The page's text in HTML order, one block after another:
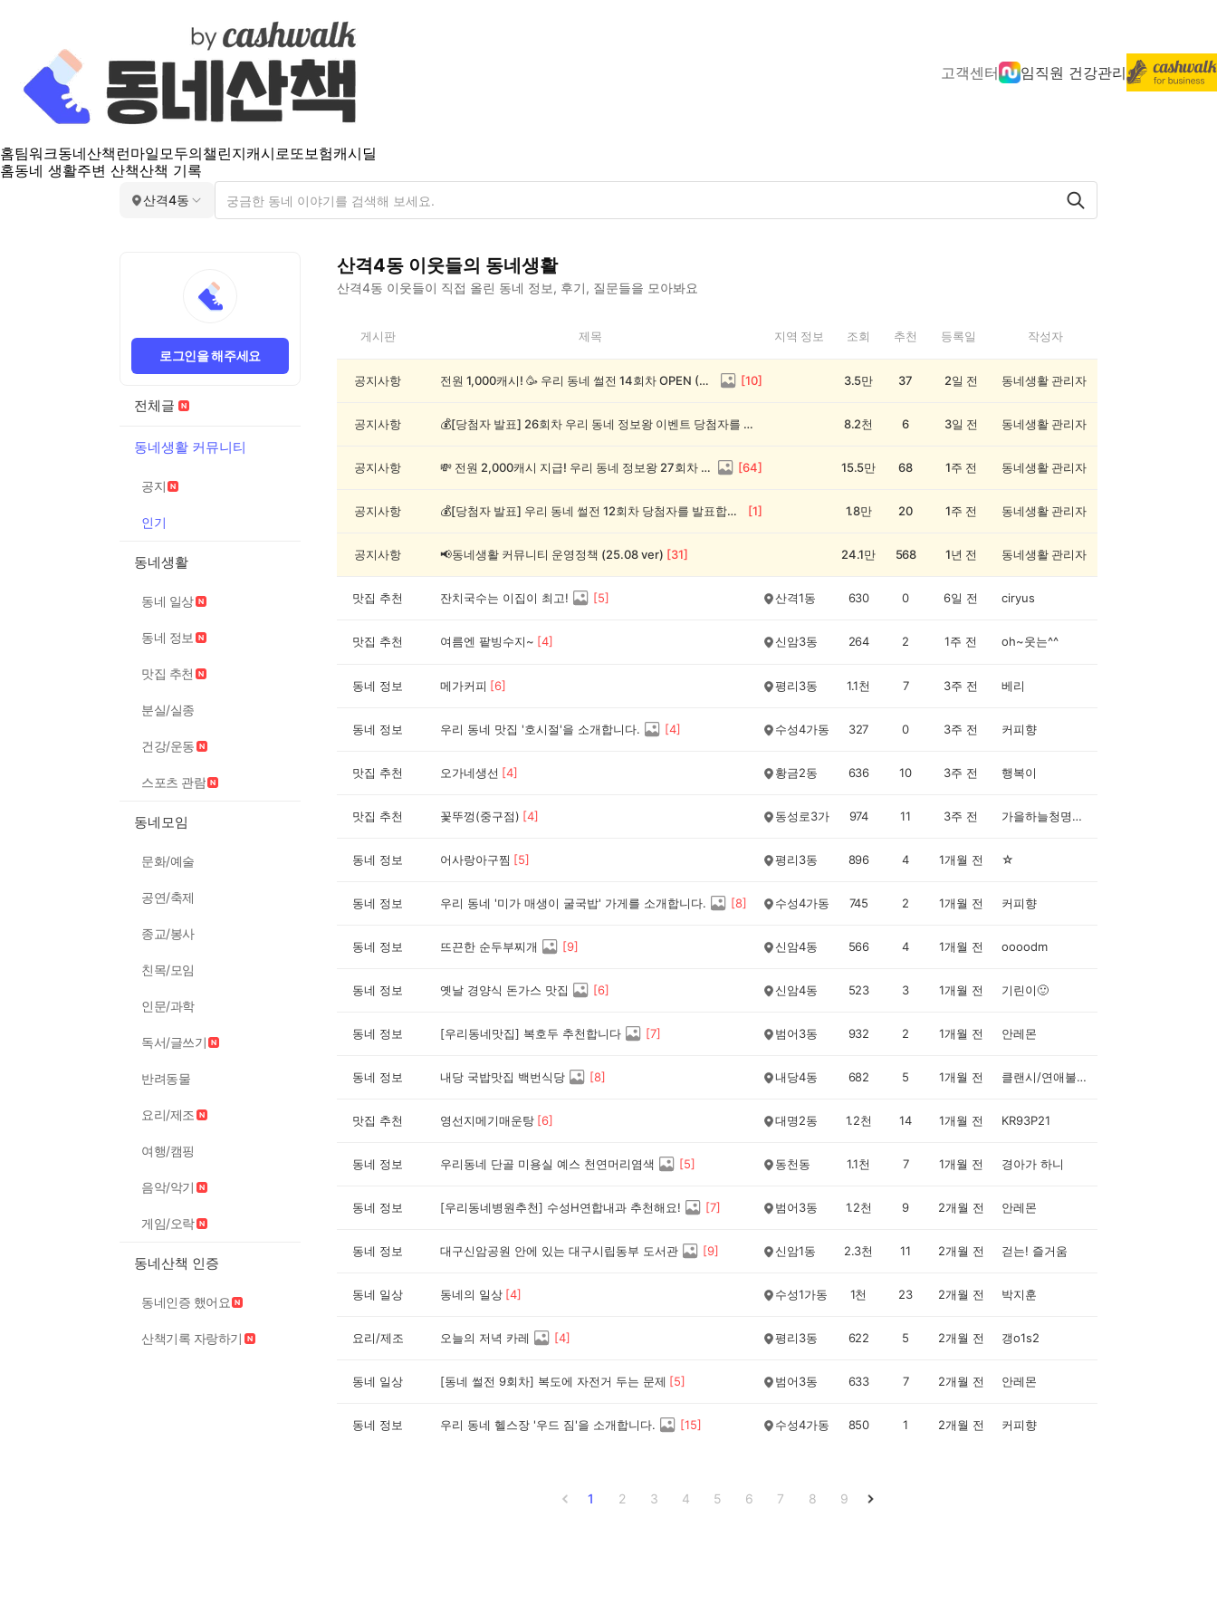
고객센터 임직원 건강관리
홈팀워크동네산책 런마일모두의챌린지캐시로또보험캐시딜
홈동네 생활주변 산책산책 기록
산격4동
로그인을 해주세요
전체글
동네생활 커뮤니티
공지
인기
동네생활
동네 일상
동네 정보
맛집 추천
분실/실종
건강/운동
스포츠 관람
동네모임
문화/예술
공연/축제
종교/봉사
친목/모임
인문/과학
독서/글쓰기
반려동물
요리/제조
여행/캠핑
음악/악기
게임/오락
동네산책 인증
동네인증 했어요
산책기록 자랑하기
산격4동 이웃들의 동네생활
산격4동 이웃들이 직접 올린 동네 정보, 후기, 질문들을 모아봐요
4
게시판 제목 지역 정보 조회 추천 등록일 작성자
공지사항 전원 1,000캐시! 🥳 우리 동네 썰전 14회차 OPEN (~8/17) [10] 3.5만 37 2일 전 동네생활 관리자
공지사항 💰[당첨자 발표] 26회차 우리 동네 정보왕 이벤트 당첨자를 발표합니다! 8.2천 6 3일 전 동네생활 관리자
공지사항 💸 전원 2,000캐시 지급! 우리 동네 정보왕 27회차 (~8/10) [64] 15.5만 68 1주 전 동네생활 관리자
공지사항 💰[당첨자 발표] 우리 동네 썰전 12회차 당첨자를 발표합니다! [1] 1.8만 20 1주 전 동네생활 관리자
공지사항 📢동네생활 커뮤니티 운영정책 (25.08 ver) [31] 24.1만 568 1년 전 동네생활 관리자
맛집 추천 잔치국수는 이집이 최고! [5] 산격1동 630 0 6일 전 ciryus
맛집 추천 여름엔 팥빙수지~ [4] 신암3동 264 2 1주 전 oh~웃는^^
동네 정보 메가커피 [6] 평리3동 1.1천 7 3주 전 베리
동네 정보 우리 동네 맛집 '호시절'을 소개합니다. [4] 수성4가동 327 0 3주 전 커피향
맛집 추천 오가네생선 [4] 황금2동 636 10 3주 전 행복이
맛집 추천 꽃뚜껑(중구점) [4] 동성로3가 974 11 3주 전 가을하늘청명시원시은하은
동네 정보 어사랑아구찜 [5] 평리3동 896 4 1개월 전 ☆
동네 정보 우리 동네 '미가 매생이 굴국밥' 가게를 소개합니다. [8] 수성4가동 745 2 1개월 전 커피향
동네 정보 뜨끈한 순두부찌개 [9] 신암4동 566 4 1개월 전 oooodm
동네 정보 옛날 경양식 돈가스 맛집 [6] 신암4동 523 3 1개월 전 기린이🙂
동네 정보 [우리동네맛집] 복호두 추천합니다 [7] 범어3동 932 2 1개월 전 안레몬
동네 정보 내당 국밥맛집 백번식당 [8] 내당4동 682 5 1개월 전 클랜시/연애불가촉천민
맛집 추천 영선지메기매운탕 [6] 대명2동 1.2천 14 1개월 전 KR93P21
동네 정보 우리동네 단골 미용실 예스 천연머리염색 [5] 동천동 1.1천 7 1개월 전 경아가 하니
동네 정보 [우리동네병원추천] 수성H연합내과 추천해요! [7] 범어3동 1.2천 9 2개월 전 안레몬
동네 정보 대구신암공원 안에 있는 대구시립동부 도서관 [9] 신암1동 2.3천 11 2개월 전 걷는! 즐거움
동네 일상 동네의 일상 [4] 수성1가동 1천 23 2개월 전 박지훈
요리/제조 오늘의 저녁 카레 [4] 평리3동 622 5 2개월 전 갱o1s2
동네 일상 [동네 썰전 9회차] 복도에 자전거 두는 문제 [5] 범어3동 633 7 2개월 전 안레몬
동네 정보 우리 동네 헬스장 '우드 짐'을 소개합니다. [15] 수성4가동 850 1 2개월 전 커피향
1 2 3 4 5 6 7 8 9